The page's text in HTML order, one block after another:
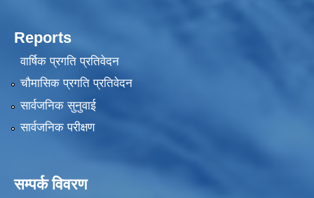
Reports
वार्षिक प्रगति प्रतिवेदन
चौमासिक प्रगति प्रतिवेदन
सार्वजनिक सुनुवाई
सार्वजनिक परीक्षण
सम्पर्क विवरण